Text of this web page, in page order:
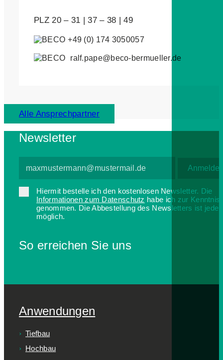
PLZ 20 – 31 | 37 – 38 | 49
+49 (0) 174 3050057
ralf.pape@beco-bermueller.de
Alle Ansprechpartner
Newsletter
Hiermit bestelle ich den kostenlosen Newsletter. Die
Informationen zum Datenschutz habe ich zur Kenntnis
genommen. Die Abbestellung des Newsletters ist
möglich.
So erreichen Sie uns
Anwendungen
Tiefbau
Hochbau